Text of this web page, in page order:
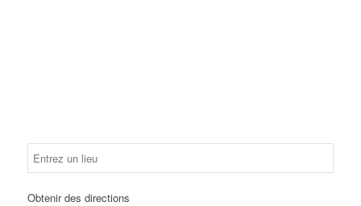
Obtenir des directions